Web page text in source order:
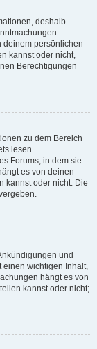
deshalb
deinem persönlichen
kannst oder nicht,
Berechtigungen
zu dem Bereich
lesen.
Forums, in dem sie
es von deinen
kannst oder nicht. Die
und
einen wichtigen Inhalt,
hängt es von
kannst oder nicht;